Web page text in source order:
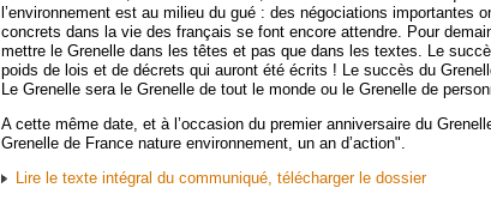
l’environnement est au milieu du gué : des négociations importantes
concrets dans la vie des français se font encore attendre. Pour
mettre le Grenelle dans les têtes et pas que dans les textes. Le
poids de lois et de décrets qui auront été écrits ! Le succès du
Le Grenelle sera le Grenelle de tout le monde ou le Grenelle de
A cette même date, et à l’occasion du premier anniversaire du
Grenelle de France nature environnement, un an d’action".
Lire le texte intégral du communiqué, télécharger le dossier